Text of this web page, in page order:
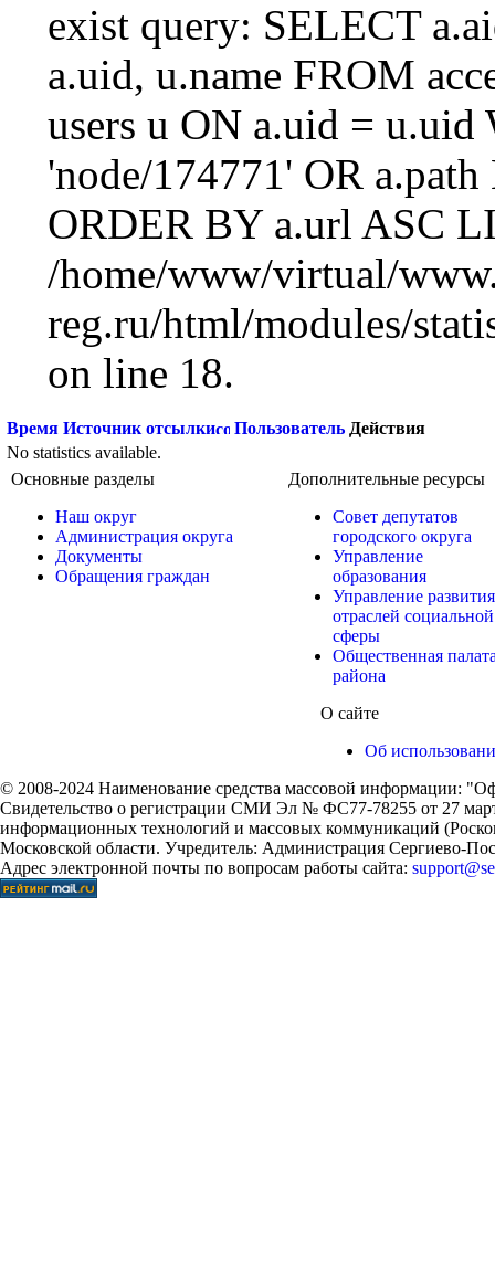
exist query: SELECT
a.uid, u.name FROM
users u ON a.uid = u.uid
'node/174771' OR
ORDER BY a.url ASC
/home/www/virtual/
reg.ru/html/modules/
on line 18.
Время Источник отсылки Пользователь Действия
No statistics available.
Основные разделы
Наш округ
Администрация округа
Документы
Обращения граждан
Дополнительные ресурсы
Совет депутатов
городского округа
Управление
образования
Управление развития
отраслей социальной
сферы
Общественная
района
О сайте
Об
© 2008-2024 Наименование средства массовой информации:
Свидетельство о регистрации СМИ Эл № ФС77-78255 от 27
информационных технологий и массовых коммуникаций
Московской области. Учредитель: Администрация Сергиево-
Адрес электронной почты по вопросам работы сайта: